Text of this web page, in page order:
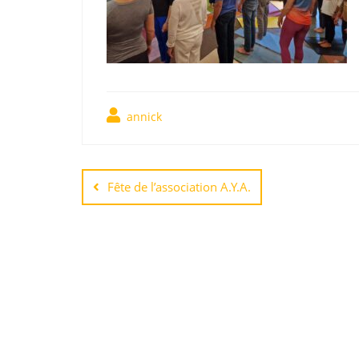
annick
Fête de l’association A.Y.A.